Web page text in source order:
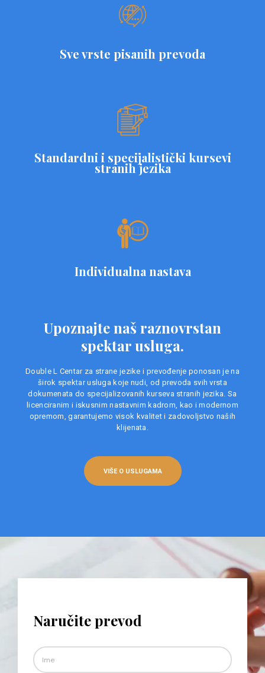
Sve vrste pisanih prevoda
Standardni i specijalistički kursevi
stranih jezika
Individualna nastava
Upoznajte naš raznovrstan
spektar usluga.
Double L Centar za strane jezike i prevođenje ponosan je na
širok spektar usluga koje nudi, od prevoda svih vrsta
dokumenata do specijalizovanih kurseva stranih jezika. Sa
licenciranim i iskusnim nastavnim kadrom, kao i modernom
opremom, garantujemo visok kvalitet i zadovoljstvo naših
klijenata.
VIŠE O USLUGAMA
Naručite prevod